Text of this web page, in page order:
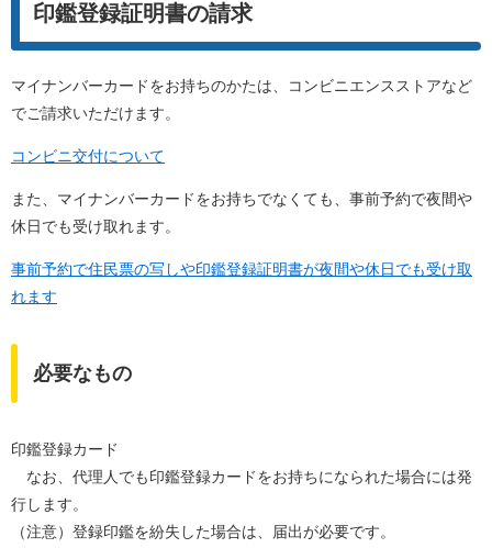
印鑑登録証明書の請求
マイナンバーカードをお持ちのかたは、コンビニエンスストアなど
でご請求いただけます。
コンビニ交付について
また、マイナンバーカードをお持ちでなくても、事前予約で夜間や
休日でも受け取れます。
事前予約で住民票の写しや印鑑登録証明書が夜間や休日でも受け取
れます
必要なもの
印鑑登録カード
なお、代理人でも印鑑登録カードをお持ちになられた場合には発
行します。
（注意）登録印鑑を紛失した場合は、届出が必要です。